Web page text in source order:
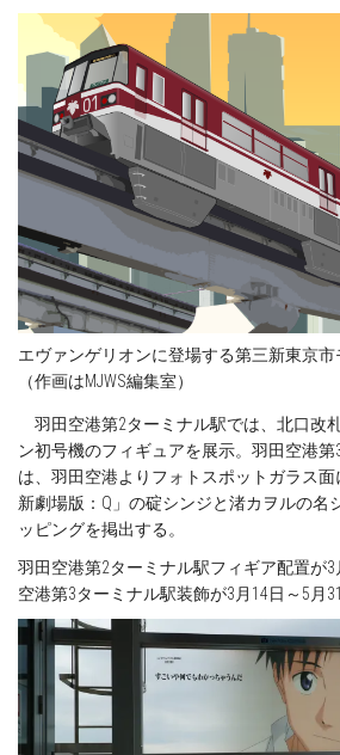
エヴァンゲリオンに登場する第三新東京
（作画はMJWS編集室）
羽田空港第2ターミナル駅では、北口改
ン初号機のフィギュアを展示。羽田空港
は、羽田空港よりフォトスポットガラス
新劇場版：Q」の碇シンジと渚カヲルの名
ッピングを掲出する。
羽田空港第2ターミナル駅フィギア配置が3
空港第3ターミナル駅装飾が3月14日～5月